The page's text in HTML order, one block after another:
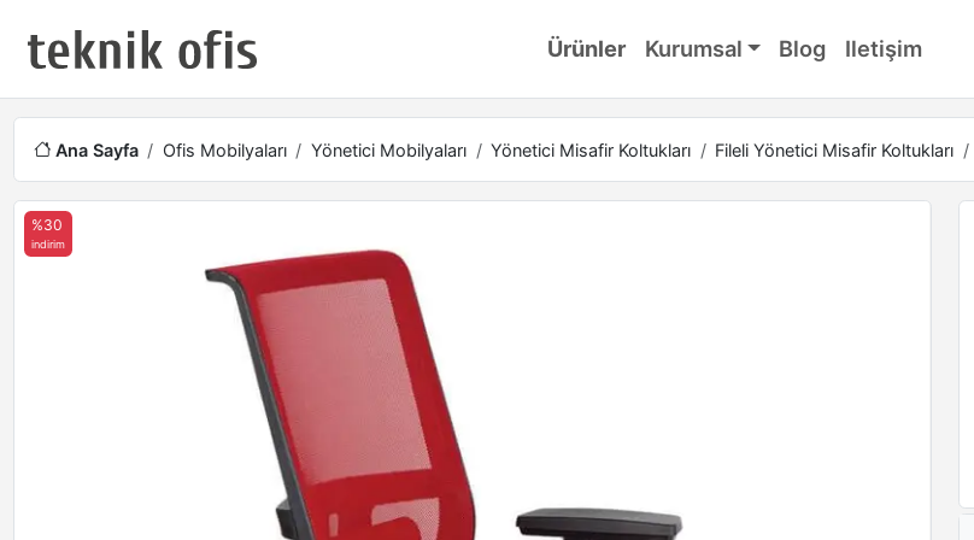
Ürünler Kurumsal Blog Iletişim
Ana Sayfa Ofis Mobilyaları Yönetici Mobilyaları Yönetici Misafir Koltukları Fileli Yönetici Misafir Koltukları
%30
indirim